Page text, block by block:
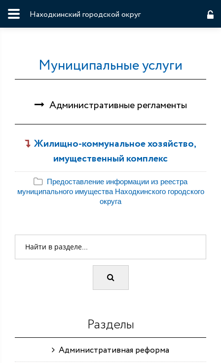
Находкинский городской округ
Муниципальные услуги
Административные регламенты
Жилищно-коммунальное хозяйство,
имущественный комплекс
Предоставление информации из реестра
муниципального имущества Находкинского городского
округа
Разделы
Административная реформа